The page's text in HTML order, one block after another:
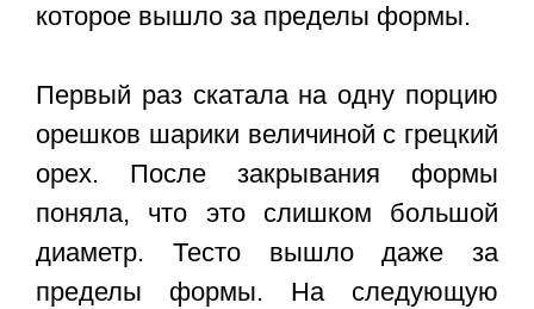
которое вышло за пределы формы.
Первый раз скатала на одну порцию
орешков шарики величиной с грецкий
орех. После закрывания формы
поняла, что это слишком большой
диаметр. Тесто вышло даже за
пределы формы. На следующую